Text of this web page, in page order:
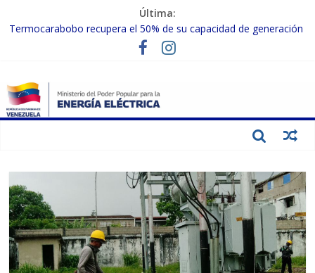
Última:
Termocarabobo recupera el 50% de su capacidad de generación
MPPEE avanza en la recuperación de infraestructuras eléctricas
Gobierno Nacional coordina acciones con el sector privado para
fortalecer el SEN ante el «Súper Niño»
Inspeccionan trabajos de rehabilitación en instalaciones del SEN